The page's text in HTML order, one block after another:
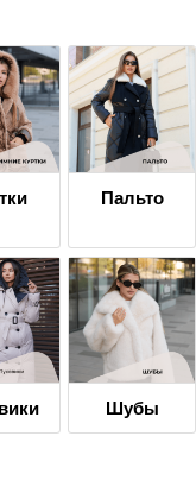
Пальто
Шубы